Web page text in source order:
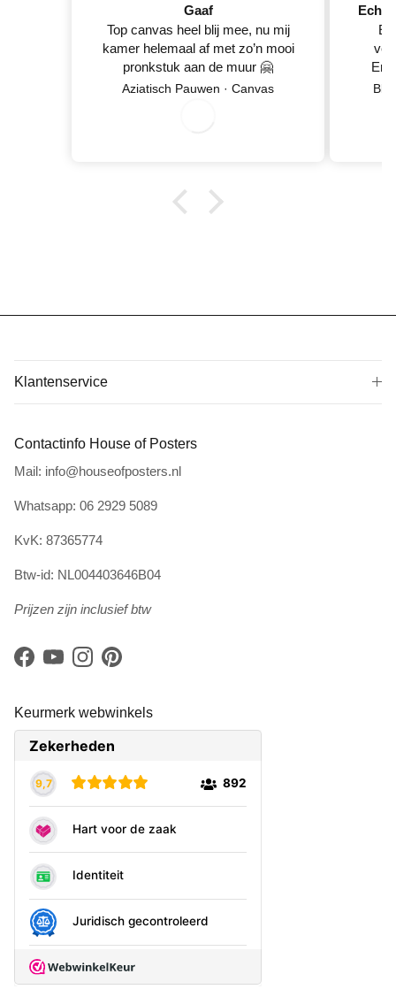
Gaaf
Top canvas heel blij mee, nu mij
kamer helemaal af met zo’n mooi
pronkstuk aan de muur 🤗
Aziatisch Pauwen · Canvas
En
Klantenservice
Contactinfo House of Posters
Mail: info@houseofposters.nl
Whatsapp: 06 2929 5089
KvK: 87365774
Btw-id: NL004403646B04
Prijzen zijn inclusief btw
Facebook
YouTubeInstagramPinterest
Keurmerk webwinkels